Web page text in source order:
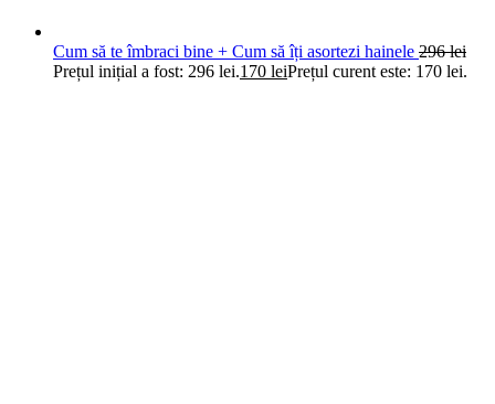
Cum să te îmbraci bine + Cum să îți asortezi hainele 296lei
Prețul inițial a fost: 296 lei.170 leiPrețul curent este: 170 lei.